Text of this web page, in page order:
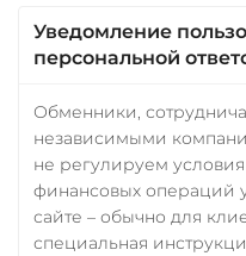
Уведомление
персональной
Обменники,
независимыми
не регулируем
финансовых операций
сайте – обычно для
специальная